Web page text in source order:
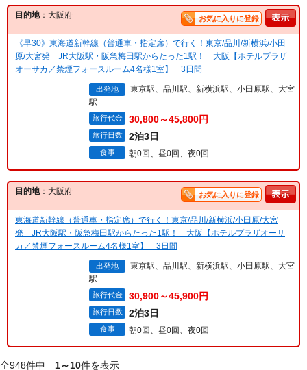
目的地：大阪府 お気に入りに登録
《早30》東海道新幹線（普通車・指定席）で行く！東京/品川/新横浜/小田
原/大宮発 JR大阪駅・阪急梅田駅からたった1駅！ 大阪【ホテルプラザ
オーサカ／禁煙フォースルーム4名様1室】 3日間
出発地
東京駅、品川駅、新横浜駅、小田原駅、大宮
駅
旅行代金 30,800～45,800円
旅行日数 2泊3日
食事 朝0回、昼0回、夜0回
目的地：大阪府 お気に入りに登録
東海道新幹線（普通車・指定席）で行く！東京/品川/新横浜/小田原/大宮
発 JR大阪駅・阪急梅田駅からたった1駅！ 大阪【ホテルプラザオーサ
カ／禁煙フォースルーム4名様1室】 3日間
出発地
東京駅、品川駅、新横浜駅、小田原駅、大宮
駅
旅行代金 30,900～45,900円
旅行日数 2泊3日
食事 朝0回、昼0回、夜0回
全948件中 1～10件を表示